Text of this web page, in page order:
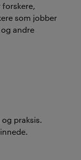
som jobber
andre
praksis.